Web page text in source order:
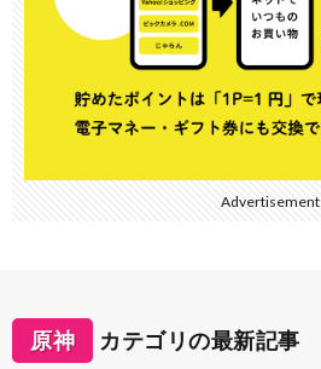
Advertisement
原神 カテゴリの最新記事